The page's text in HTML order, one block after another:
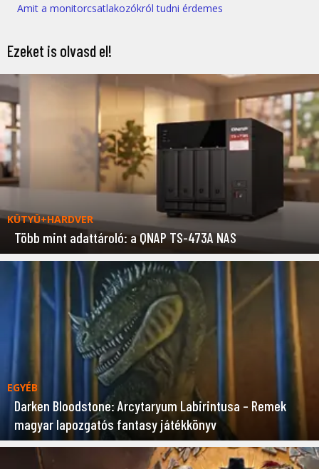
Amit a monitorcsatlakozókról tudni érdemes
Ezeket is olvasd el!
KÜTYÜ+HARDVER
Több mint adattároló: a QNAP TS-473A NAS
EGYÉB
Darken Bloodstone: Arcytaryum Labirintusa – Remek
magyar lapozgatós fantasy játékkönyv